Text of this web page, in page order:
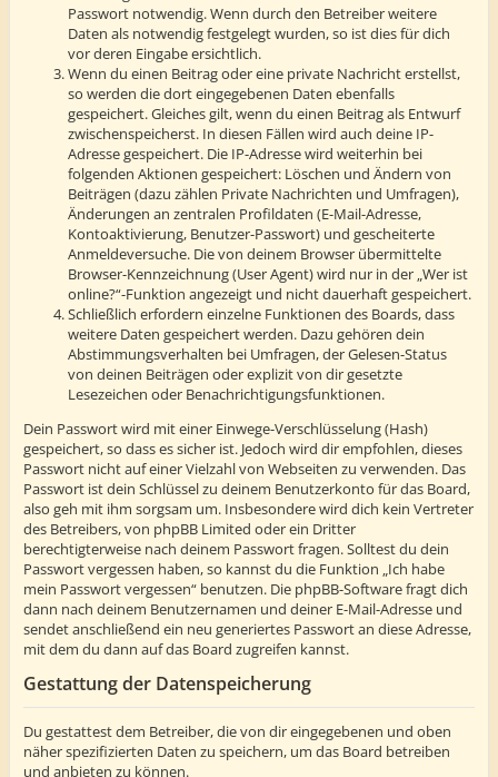
Passwort notwendig. Wenn durch den Betreiber weitere
Daten als notwendig festgelegt wurden, so ist dies für dich
vor deren Eingabe ersichtlich.
Wenn du einen Beitrag oder eine private Nachricht erstellst,
so werden die dort eingegebenen Daten ebenfalls
gespeichert. Gleiches gilt, wenn du einen Beitrag als Entwurf
zwischenspeicherst. In diesen Fällen wird auch deine IP-
Adresse gespeichert. Die IP-Adresse wird weiterhin bei
folgenden Aktionen gespeichert: Löschen und Ändern von
Beiträgen (dazu zählen Private Nachrichten und Umfragen),
Änderungen an zentralen Profildaten (E-Mail-Adresse,
Kontoaktivierung, Benutzer-Passwort) und gescheiterte
Anmeldeversuche. Die von deinem Browser übermittelte
Browser-Kennzeichnung (User Agent) wird nur in der „Wer ist
online?“-Funktion angezeigt und nicht dauerhaft gespeichert.
Schließlich erfordern einzelne Funktionen des Boards, dass
weitere Daten gespeichert werden. Dazu gehören dein
Abstimmungsverhalten bei Umfragen, der Gelesen-Status
von deinen Beiträgen oder explizit von dir gesetzte
Lesezeichen oder Benachrichtigungsfunktionen.
Dein Passwort wird mit einer Einwege-Verschlüsselung (Hash)
gespeichert, so dass es sicher ist. Jedoch wird dir empfohlen, dieses
Passwort nicht auf einer Vielzahl von Webseiten zu verwenden. Das
Passwort ist dein Schlüssel zu deinem Benutzerkonto für das Board,
also geh mit ihm sorgsam um. Insbesondere wird dich kein Vertreter
des Betreibers, von phpBB Limited oder ein Dritter
berechtigterweise nach deinem Passwort fragen. Solltest du dein
Passwort vergessen haben, so kannst du die Funktion „Ich habe
mein Passwort vergessen“ benutzen. Die phpBB-Software fragt dich
dann nach deinem Benutzernamen und deiner E-Mail-Adresse und
sendet anschließend ein neu generiertes Passwort an diese Adresse,
mit dem du dann auf das Board zugreifen kannst.
Gestattung der Datenspeicherung
Du gestattest dem Betreiber, die von dir eingegebenen und oben
näher spezifizierten Daten zu speichern, um das Board betreiben
und anbieten zu können.